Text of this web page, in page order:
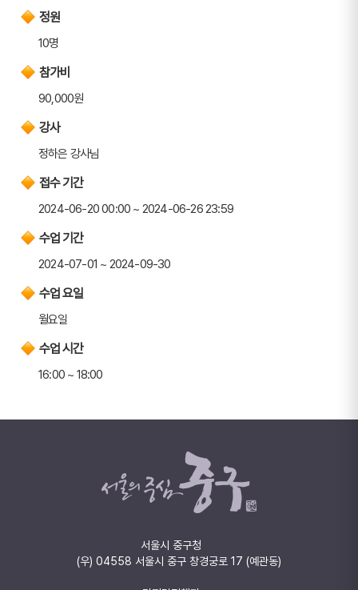
정원
10명
참가비
90,000원
강사
정하은 강사님
접수 기간
2024-06-20 00:00 ~ 2024-06-26 23:59
수업 기간
2024-07-01 ~ 2024-09-30
수업 요일
월요일
수업 시간
16:00 ~ 18:00
서울시 중구청
(우) 04558 서울시 중구 창경궁로 17 (예관동)